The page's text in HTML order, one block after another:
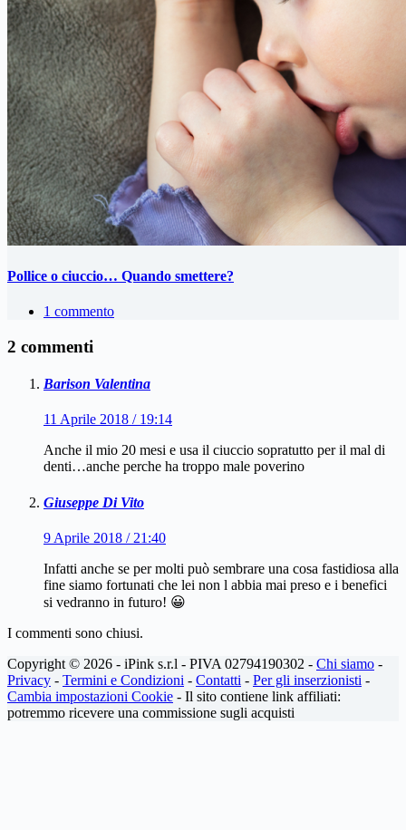
Pollice o ciuccio… Quando smettere?
1 commento
2 commenti
Barison Valentina
11 Aprile 2018 / 19:14
Anche il mio 20 mesi e usa il ciuccio sopratutto per il mal di
denti…anche perche ha troppo male poverino
Giuseppe Di Vito
9 Aprile 2018 / 21:40
Infatti anche se per molti può sembrare una cosa fastidiosa alla
fine siamo fortunati che lei non l abbia mai preso e i benefici
si vedranno in futuro! 😀
I commenti sono chiusi.
Copyright © 2026 - iPink s.r.l - PIVA 02794190302 - Chi siamo -
Privacy - Termini e Condizioni - Contatti - Per gli inserzionisti -
Cambia impostazioni Cookie - Il sito contiene link affiliati:
potremmo ricevere una commissione sugli acquisti